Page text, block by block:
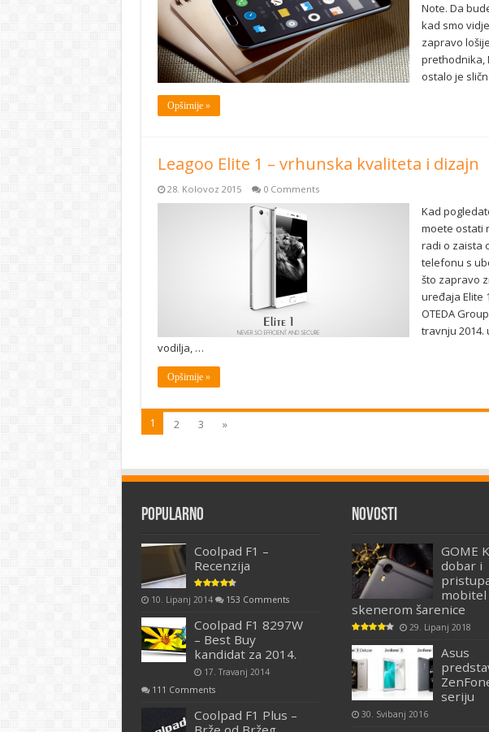
Note. Da
kad smo
zapravo
prethodnika,
ostalo je
Opširnije »
Leagoo Elite 1 – vrhunska kvaliteta i dizajn
28. Kolovoz 2015 0 Comments
Kad
moete ostati
radi o zaista
telefonu s
što zapravo
uređaja Elite
OTEDA
travnju 2014.
vodilja, …
Opširnije »
1 2 3 »
Popularno
Coolpad F1 –
Recenzija
10. Lipanj 2014 153 Comments
Coolpad F1 8297W
– Best Buy
kandidat za 2014.
17. Travanj 2014
111 Comments
Coolpad F1 Plus –
Novosti
GOME
dobar i
mobitel
skenerom šarenice
29. Lipanj 2018
Asus
seriju
30. Svibanj 2016